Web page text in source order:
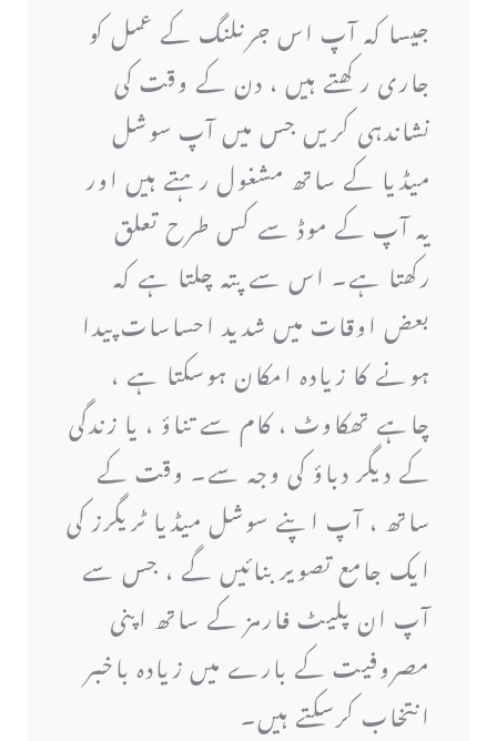
جیسا کہ آپ اس جرنلنگ کے عمل کو
جاری رکھتے ہیں ، دن کے وقت کی
نشاندہی کریں جس میں آپ سوشل
میڈیا کے ساتھ مشغول رہتے ہیں اور
یہ آپ کے موڈ سے کس طرح تعلق
رکھتا ہے۔ اس سے پتہ چلتا ہے کہ
بعض اوقات میں شدید احساسات پیدا
ہونے کا زیادہ امکان ہوسکتا ہے ،
چاہے تھکاوٹ ، کام سے تناؤ ، یا زندگی
کے دیگر دباؤ کی وجہ سے۔ وقت کے
ساتھ ، آپ اپنے سوشل میڈیا ٹریگرز کی
ایک جامع تصویر بنائیں گے ، جس سے
آپ ان پلیٹ فارمز کے ساتھ اپنی
مصروفیت کے بارے میں زیادہ باخبر
انتخاب کرسکتے ہیں۔